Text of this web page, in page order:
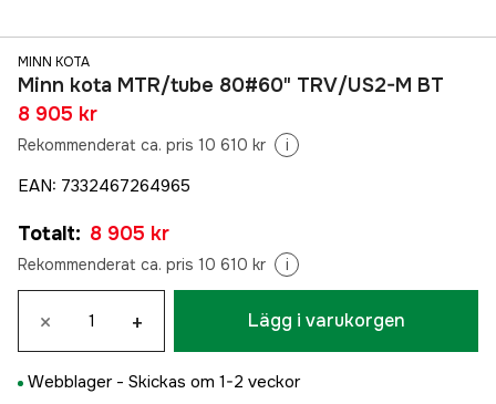
MINN KOTA
Minn kota MTR/tube 80#60" TRV/US2-M BT
8 905 kr
Rekommenderat ca. pris 10 610 kr i
EAN: 7332467264965
Totalt: 8 905 kr
Rekommenderat ca. pris 10 610 kr i
× + Lägg i varukorgen
Webblager - Skickas om 1-2 veckor